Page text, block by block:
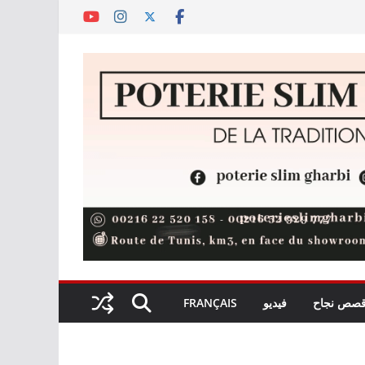
نجاح فيديو FRANÇAIS